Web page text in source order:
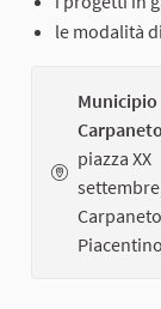
le modalità
Municipio
Carpaneto
piazza XX
Carpaneto
Piacentino